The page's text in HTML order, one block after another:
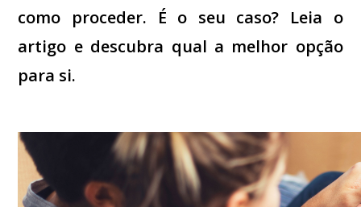
como proceder. É o seu caso? Leia o
artigo e descubra qual a melhor opção
para si.